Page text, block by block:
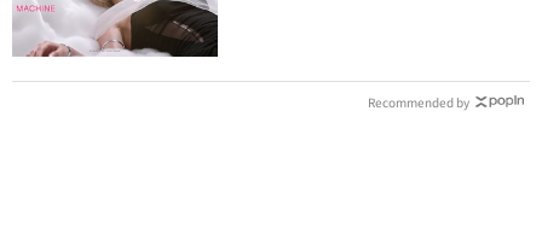
Recommended by